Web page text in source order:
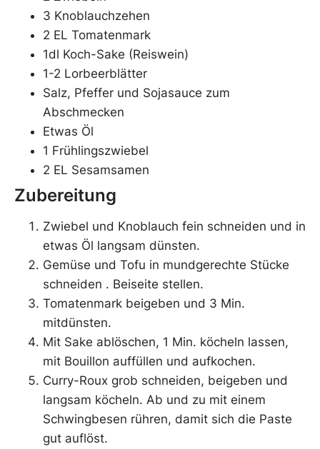
3 Knoblauchzehen
2 EL Tomatenmark
1dl Koch-Sake (Reiswein)
1-2 Lorbeerblätter
Salz, Pfeffer und Sojasauce zum
Abschmecken
Etwas Öl
1 Frühlingszwiebel
2 EL Sesamsamen
Zubereitung
Zwiebel und Knoblauch fein schneiden und in
etwas Öl langsam dünsten.
Gemüse und Tofu in mundgerechte Stücke
schneiden . Beiseite stellen.
Tomatenmark beigeben und 3 Min.
mitdünsten.
Mit Sake ablöschen, 1 Min. köcheln lassen,
mit Bouillon auffüllen und aufkochen.
Curry-Roux grob schneiden, beigeben und
langsam köcheln. Ab und zu mit einem
Schwingbesen rühren, damit sich die Paste
gut auflöst.